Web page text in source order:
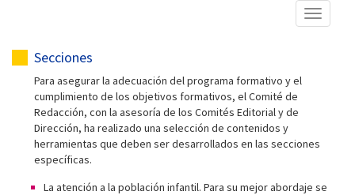
Mostrar
menú
Secciones
Para asegurar la adecuación del programa formativo y el
cumplimiento de los objetivos formativos, el Comité de
Redacción, con la asesoría de los Comités Editorial y de
Dirección, ha realizado una selección de contenidos y
herramientas que deben ser desarrollados en las secciones
específicas.
La atención a la población infantil. Para su mejor abordaje se